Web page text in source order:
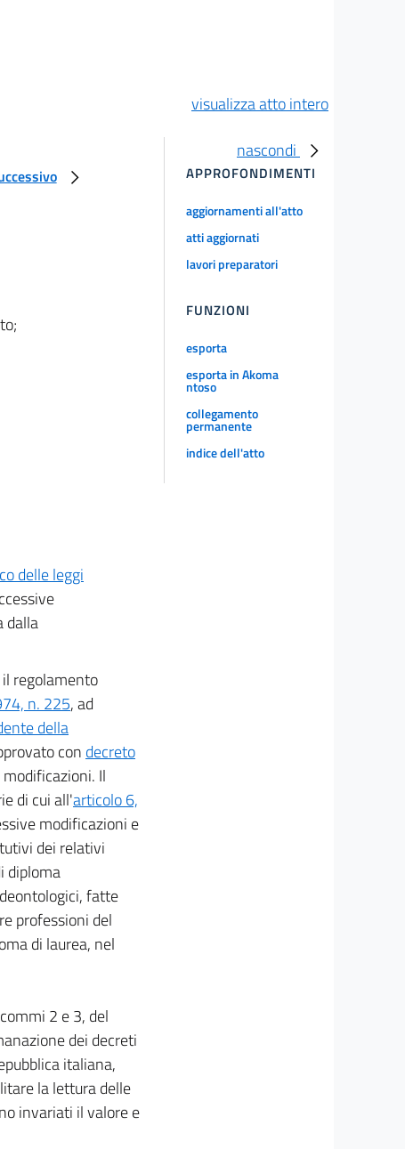
visualizza atto intero
delle leggi
dalla
regolamento
n. 225, ad
della
con decreto
Il
di cui all'articolo 6,
modificazioni e
dei relativi
diploma
fatte
professioni del
di laurea, nel
2 e 3, del
dei decreti
italiana,
la lettura delle
invariati il valore e
nascondi
APPROFONDIMENTI
aggiornamenti all'atto
atti aggiornati
lavori preparatori
FUNZIONI
esporta
esporta in Akoma
ntoso
collegamento
permanente
indice dell'atto